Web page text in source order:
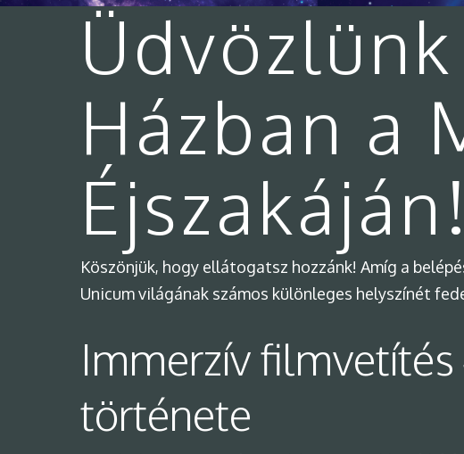
Házban a
Éjszakáján!
Köszönjük, hogy ellátogatsz hozzánk! Amíg a
Unicum világának számos különleges helyszínét
Immerzív filmvetítés
története